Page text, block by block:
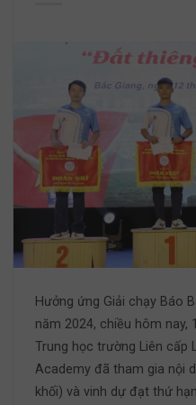
Hưởng ứng Giải chạy Báo
năm 2024, chiều hôm nay,
Trung học trường Liên cấp
Academy đã tham gia nội
khối) và vinh dự đạt thứ